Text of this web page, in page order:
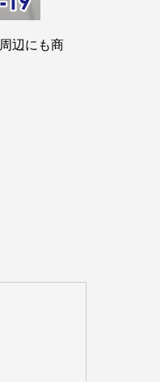
辺にも商